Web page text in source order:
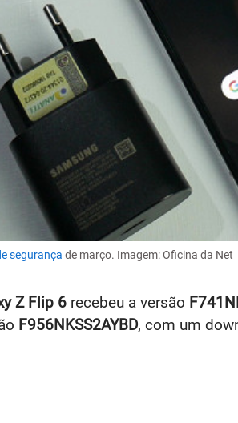
segurança de março. Imagem: Oficina da Net
Z Flip 6 recebeu a versão
F956NKSS2AYBD, com um